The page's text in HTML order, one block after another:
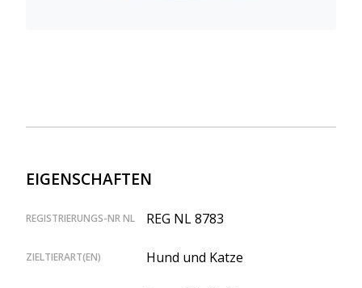
EIGENSCHAFTEN
REGISTRIERUNGS-NR NL REG NL 8783
ZIELTIERART(EN) Hund und Katze